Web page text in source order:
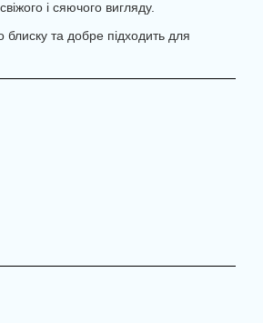
і сяючого вигляду.
та добре підходить для